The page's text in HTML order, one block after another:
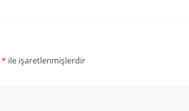
* ile işaretlenmişlerdir